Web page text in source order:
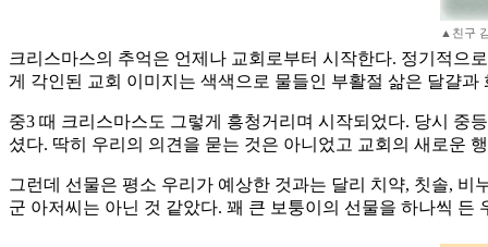
▲친구
크리스마스의 추억은 언제나 교회로부터 시작한다. 정기적으
게 각인된 교회 이미지는 색색으로 물들인 부활절 삶은 달걀
중3 때 크리스마스도 그렇게 흥청거리며 시작되었다. 당시 중
셨다. 딱히 우리의 의견을 묻는 것은 아니었고 교회의 새로운
그런데 선물은 평소 우리가 예상한 것과는 달리 치약, 칫솔,
군 아저씨는 아닌 것 같았다. 꽤 큰 보퉁이의 선물을 하나씩